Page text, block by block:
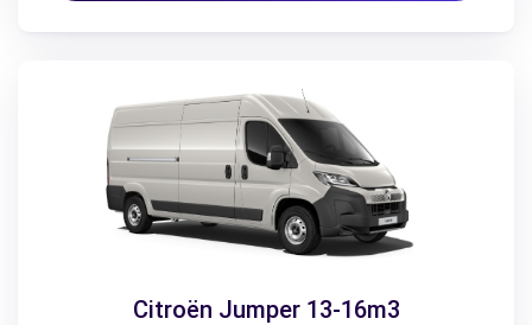
Citroën Jumper 13-16m3